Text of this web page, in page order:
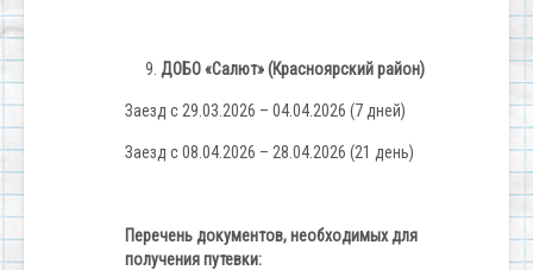
ДОБО «Салют» (Красноярский район)
Заезд с 29.03.2026 – 04.04.2026 (7 дней)
Заезд с 08.04.2026 – 28.04.2026 (21 день)
Перечень документов, необходимых для
получения путевки: